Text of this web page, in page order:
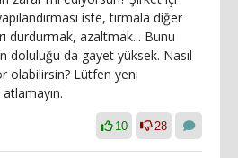
iste, tırmala diğer
durdurmak, azaltmak... Bunu
doluluğu da gayet yüksek. Nasıl
olabilirsin? Lütfen yeni
atlamayın.
10 28